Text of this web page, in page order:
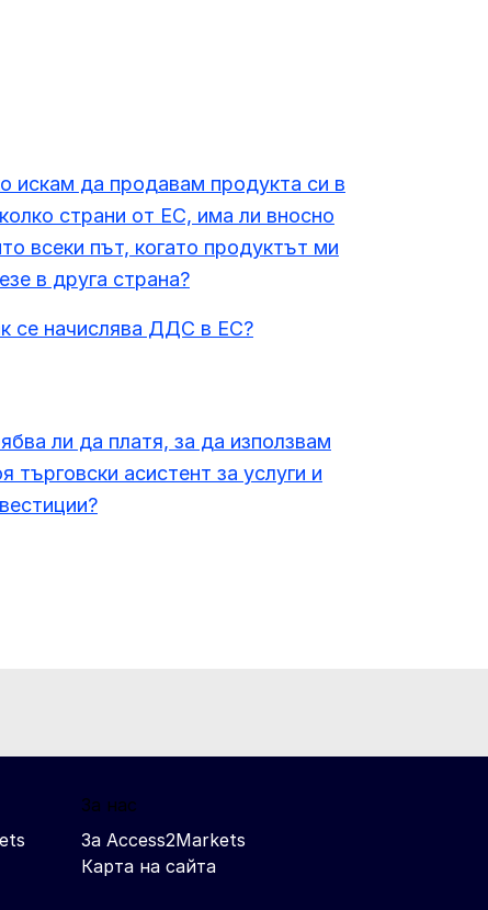
искам да продавам продукта си в
страни от ЕС, има ли вносно
всеки път, когато продуктът ми
в друга страна?
се начислява ДДС в ЕС?
ли да платя, за да използвам
търговски асистент за услуги и
За нас
За Access2Markets
Карта на сайта